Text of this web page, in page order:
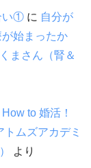
い① に 自分が
始まったか
まさん（腎＆
to 婚活！
ムズアカデミ
より